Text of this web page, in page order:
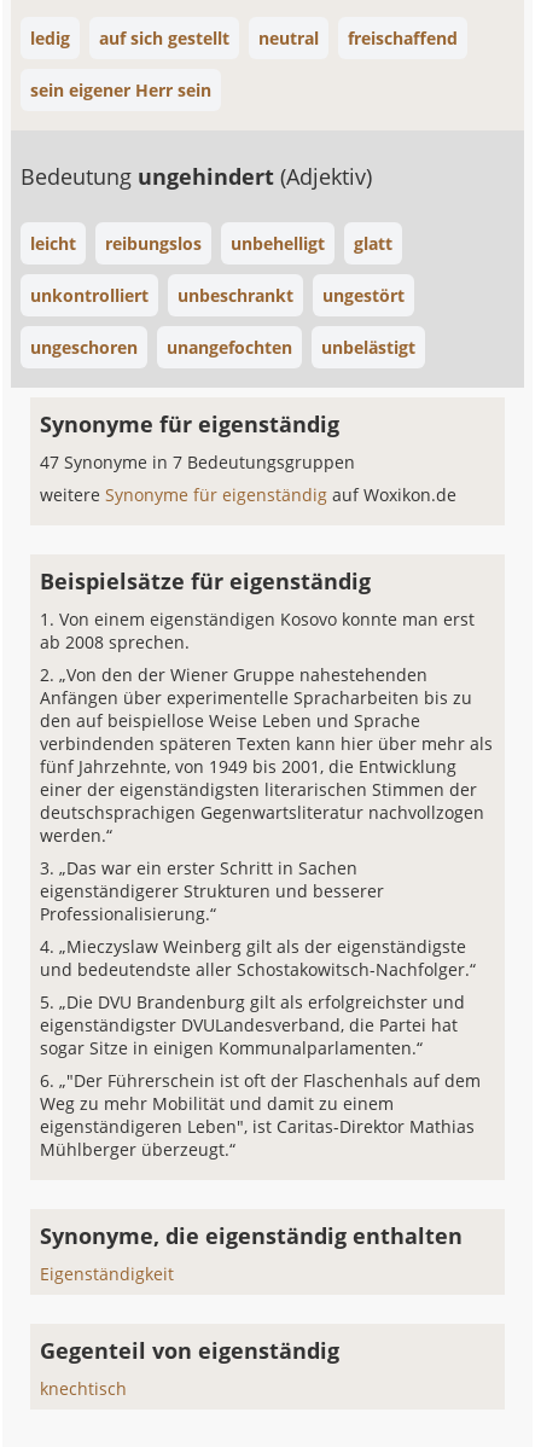
ledig auf sich gestellt neutral freischaffend
sein eigener Herr sein
Bedeutung ungehindert(Adjektiv)
leicht reibungslos unbehelligt glatt
unkontrolliert unbeschrankt ungestört
ungeschoren unangefochten unbelästigt
Synonyme für eigenständig
47 Synonyme in 7 Bedeutungsgruppen
weitereSynonyme für eigenständigauf Woxikon.de
Beispielsätze für eigenständig
Von einem eigenständigen Kosovo konnte man erst
ab 2008 sprechen.
„Von den der Wiener Gruppe nahestehenden
Anfängen über experimentelle Spracharbeiten bis zu
den auf beispiellose Weise Leben und Sprache
verbindenden späteren Texten kann hier über mehr als
fünf Jahrzehnte, von 1949 bis 2001, die Entwicklung
einer der eigenständigsten literarischen Stimmen der
deutschsprachigen Gegenwartsliteratur nachvollzogen
werden.“
„Das war ein erster Schritt in Sachen
eigenständigerer Strukturen und besserer
Professionalisierung.“
„Mieczyslaw Weinberg gilt als der eigenständigste
und bedeutendste aller Schostakowitsch-Nachfolger.“
„Die DVU Brandenburg gilt als erfolgreichster und
eigenständigster DVULandesverband, die Partei hat
sogar Sitze in einigen Kommunalparlamenten.“
„"Der Führerschein ist oft der Flaschenhals auf dem
Weg zu mehr Mobilität und damit zu einem
eigenständigeren Leben", ist Caritas-Direktor Mathias
Mühlberger überzeugt.“
Synonyme, die eigenständig enthalten
Eigenständigkeit
Gegenteil von eigenständig
knechtisch